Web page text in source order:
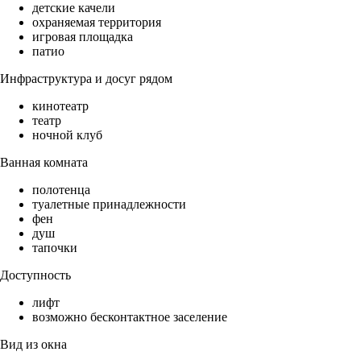
детские качели
охраняемая территория
игровая площадка
патио
Инфраструктура и досуг рядом
кинотеатр
театр
ночной клуб
Ванная комната
полотенца
туалетные принадлежности
фен
душ
тапочки
Доступность
лифт
возможно бесконтактное заселение
Вид из окна